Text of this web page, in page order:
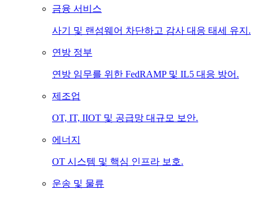
금융 서비스
사기 및 랜섬웨어 차단하고 감사 대응 태세 유지.
연방 정부
연방 임무를 위한 FedRAMP 및 IL5 대응 방어.
제조업
OT, IT, IIOT 및 공급망 대규모 보안.
에너지
OT 시스템 및 핵심 인프라 보호.
운송 및 물류